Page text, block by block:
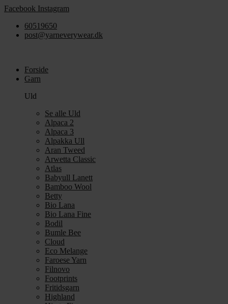
Videre
indhold
Facebook Instagram
60519650
post@yarneverywear.dk
Forside
Garn
Uld
Se alle Uld
Alpaca 2
Alpaca 3
Alpakka Ull
Aran Tweed
Arwetta Classic
Atlas
Babyull Lanett
Bamboo Wool
Betty
Bio Lana
Bio Lana Fine
Bodil
Bumle Bee
Cloud
Eco Melange
Faroese Yarn
Filnovo
Footprints
Fritidsgarn
Highland